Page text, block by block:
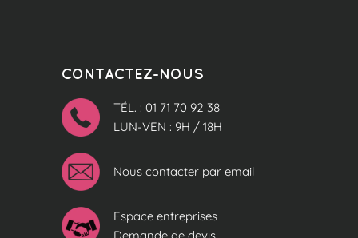
CONTACTEZ-NOUS
TÉL. : 01 71 70 92 38
LUN-VEN : 9H / 18H
Nous contacter par email
Espace entreprises
Demande de devis